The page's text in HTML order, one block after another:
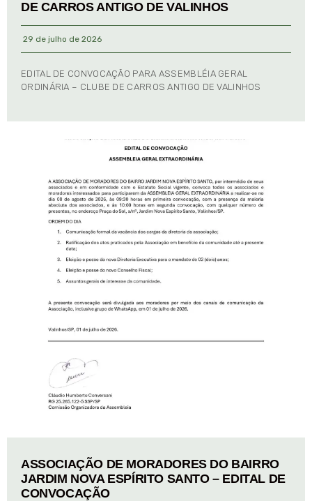
DE CARROS ANTIGO DE VALINHOS
29 de julho de 2026
EDITAL DE CONVOCAÇÃO PARA ASSEMBLÉIA GERAL
ORDINÁRIA – CLUBE DE CARROS ANTIGO DE VALINHOS
ASSOCIAÇÃO DE MORADORES DO BAIRRO
JARDIM NOVA ESPÍRITO SANTO – EDITAL DE
CONVOCAÇÃO